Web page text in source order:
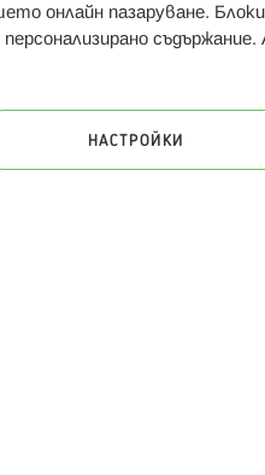
Последвайте
онлайн пазаруване.
НАСТРОЙКИ